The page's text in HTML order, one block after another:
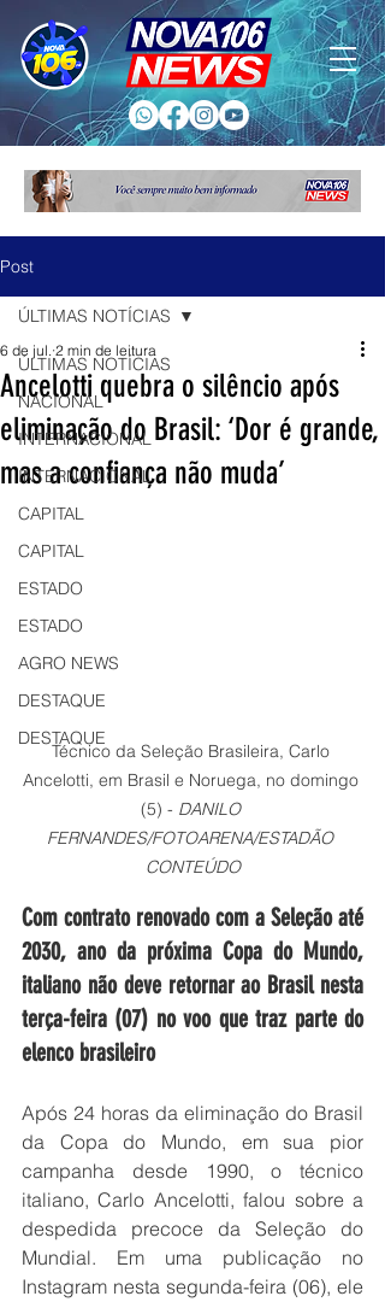
Post
ÚLTIMAS NOTÍCIAS
NACIONAL
INTERNACIONAL
INTERNACIONAL
CAPITAL
CAPITAL
ESTADO
ESTADO
AGRO NEWS
DESTAQUE
DESTAQUE
ÚLTIMAS NOTÍCIAS
Ancelotti quebra o silêncio após
eliminação do Brasil: ‘Dor é grande,
mas a confiança não muda’
6 de jul. 2 min de leitura
Técnico da Seleção Brasileira, Carlo
Ancelotti, em Brasil e Noruega, no domingo
(5) - DANILO
FERNANDES/FOTOARENA/ESTADÃO
CONTEÚDO
Com contrato renovado com a Seleção até
2030, ano da próxima Copa do Mundo,
italiano não deve retornar ao Brasil nesta
terça-feira (07) no voo que traz parte do
elenco brasileiro
Após 24 horas da eliminação do Brasil
da Copa do Mundo, em sua pior
campanha desde 1990, o técnico
italiano, Carlo Ancelotti, falou sobre a
despedida precoce da Seleção do
Mundial. Em uma publicação no
Instagram nesta segunda-feira (06), ele